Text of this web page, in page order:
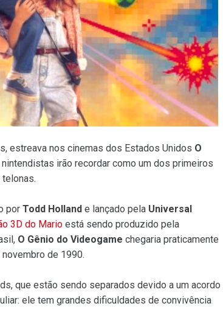
estreava nos cinemas dos Estados Unidos O
irão recordar como um dos primeiros
por Todd Holland e lançado pela Universal
3D do Mario está sendo produzido pela
O Gênio do Videogame chegaria praticamente
de 1990.
que estão sendo separados devido a um acordo
ele tem grandes dificuldades de convivência